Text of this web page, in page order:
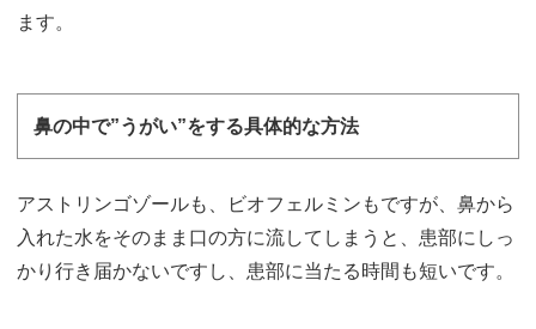
ます。
鼻の中で”うがい”をする具体的な方法
アストリンゴゾールも、ビオフェルミンもですが、鼻から
入れた水をそのまま口の方に流してしまうと、患部にしっ
かり行き届かないですし、患部に当たる時間も短いです。